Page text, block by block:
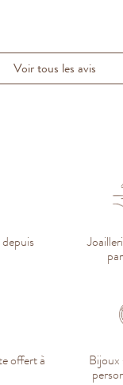
Voir tous les avis
offert à Bijoux